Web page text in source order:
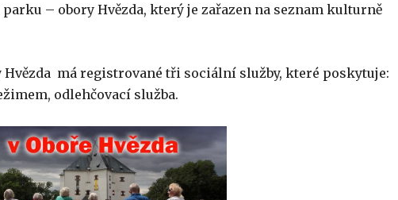
– obory Hvězda, který je zařazen na seznam kulturně
Hvězda má registrované tři sociální služby, které poskytuje:
odlehčovací služba.